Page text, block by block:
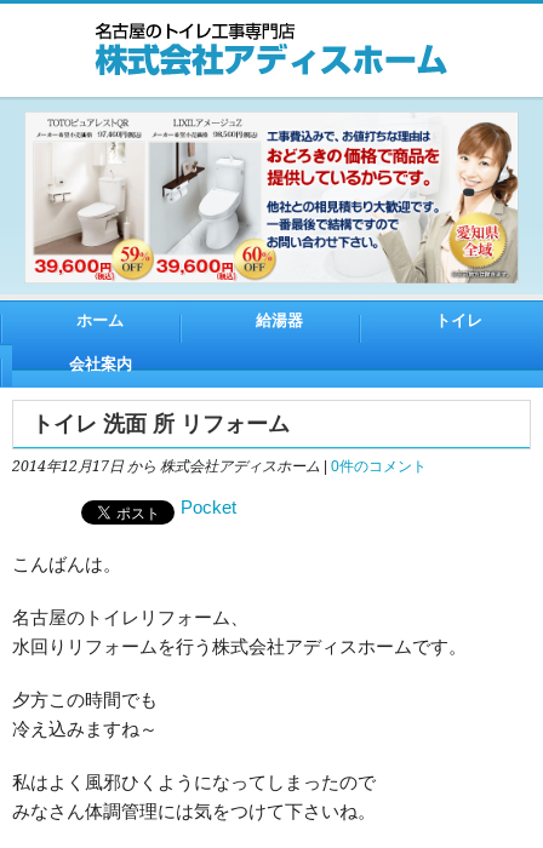
ホーム 給湯器 トイレ
会社案内
トイレ 洗面 所 リフォーム
2014年12月17日 から 株式会社アディスホーム 0件のコメント
Pocket
こんばんは。
名古屋のトイレリフォーム、
水回りリフォームを行う株式会社アディスホームです。
夕方この時間でも
冷え込みますね～
私はよく風邪ひくようになってしまったので
みなさん体調管理には気をつけて下さいね。